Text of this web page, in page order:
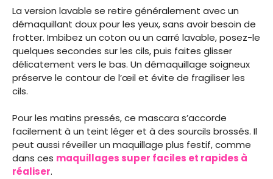
La version lavable se retire généralement avec un
démaquillant doux pour les yeux, sans avoir besoin de
frotter. Imbibez un coton ou un carré lavable, posez-le
quelques secondes sur les cils, puis faites glisser
délicatement vers le bas. Un démaquillage soigneux
préserve le contour de l’œil et évite de fragiliser les
cils.
Pour les matins pressés, ce mascara s’accorde
facilement à un teint léger et à des sourcils brossés. Il
peut aussi réveiller un maquillage plus festif, comme
dans ces maquillages super faciles et rapides à
réaliser.